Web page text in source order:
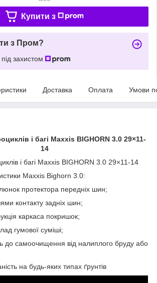
Купити з
з Пром?
захистом
Доставка Оплата Умови
і багі Maxxis BIGHORN 3.0 29×11-
14
і багі Maxxis BIGHORN 3.0 29×11-14
Maxxis Bighorn 3.0:
протектора передніх шин;
контакту задніх шин;
каркаса покришок;
гумової суміші;
до самоочищення від налиплого бруду або
на будь-яких типах ґрунтів